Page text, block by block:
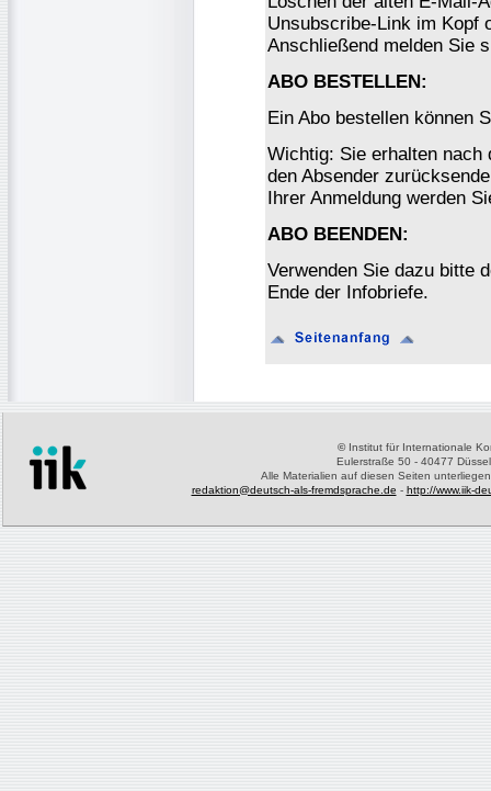
Unsubscribe-Link im Kopf
Anschließend melden Sie
ABO BESTELLEN:
Ein Abo bestellen können
Wichtig: Sie erhalten nach
den Absender
Ihrer Anmeldung werden
ABO BEENDEN:
Verwenden Sie dazu bitte
Ende der Infobriefe.
©Institut für Internationale
Eulerstraße 50 - 40477
Alle Materialien auf diesen Seiten
redaktion@deutsch-als-fremdsprache.de - http://www.iik-